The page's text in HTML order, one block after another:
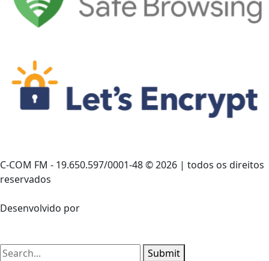
C-COM FM - 19.650.597/0001-48 © 2026 | todos os direitos
reservados
Desenvolvido por
Submit